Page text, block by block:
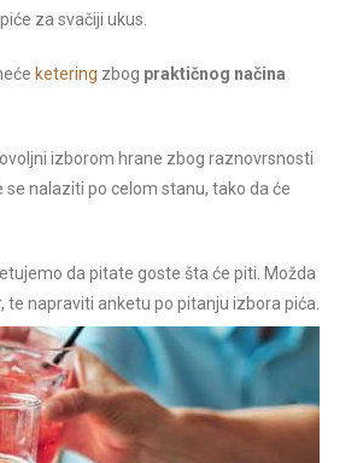
za svačiji ukus.
ketering zbog praktičnog načina
izborom hrane zbog raznovrsnosti
se nalaziti po celom stanu, tako da će
da pitate goste šta će piti. Možda
napraviti anketu po pitanju izbora pića.